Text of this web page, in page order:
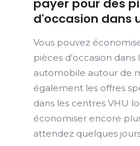
payer pour des
d'occasion dans
Vous pouvez
pièces d'occasion dans
automobile autour de
également les offres
dans les centres VHU
économiser encore
attendez quelques